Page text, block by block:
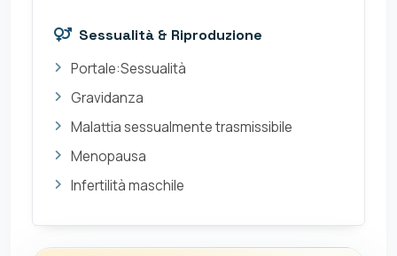
Sessualità & Riproduzione
Portale:Sessualità
Gravidanza
Malattia sessualmente trasmissibile
Menopausa
Infertilità maschile